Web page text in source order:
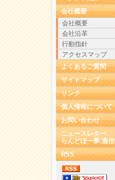
会社概要
会社概要
会社沿革
行動指針
アクセスマップ
よくあるご質問
サイトマップ
リンク
個人情報について
お問い合わせ
ニュースレター
らんどほー夢.通信
RSS